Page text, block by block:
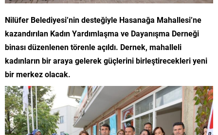
Nilüfer Belediyesi’nin desteğiyle Hasanağa Mahallesi’ne
kazandırılan Kadın Yardımlaşma ve Dayanışma Derneği
binası düzenlenen törenle açıldı. Dernek, mahalleli
kadınların bir araya gelerek güçlerini birleştirecekleri yeni
bir merkez olacak.